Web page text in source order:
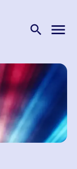
search menu